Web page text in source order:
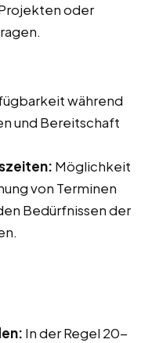
oder
während
und Bereitschaft
Möglichkeit
von Terminen
Bedürfnissen der
In der Regel 20-